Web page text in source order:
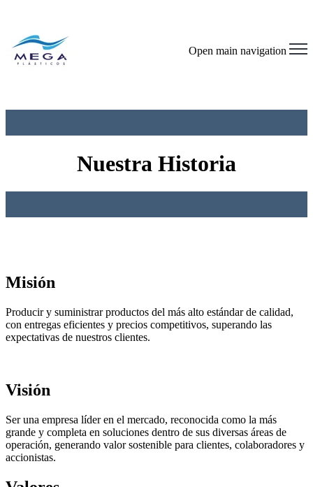
Open main navigation
Nuestra Historia
Misión
Producir y suministrar productos del más alto estándar de calidad,
con entregas eficientes y precios competitivos, superando las
expectativas de nuestros clientes.
Visión
Ser una empresa líder en el mercado, reconocida como la más
grande y completa en soluciones dentro de sus diversas áreas de
operación, generando valor sostenible para clientes, colaboradores y
accionistas.